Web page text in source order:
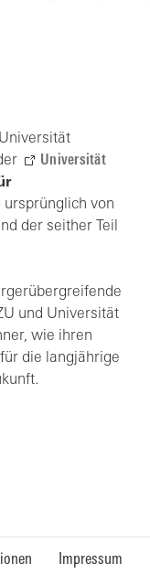
Universität
ursprünglich von
der seither Teil
und Universität
wie ihren
für die langjährige
Impressum